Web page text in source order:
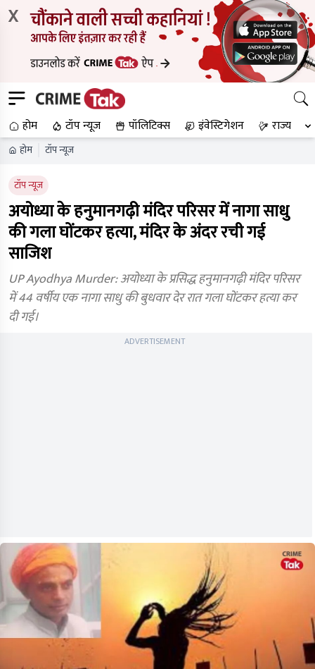
X
होम टॉप न्यूज पॉलिटिक्स इंवेस्टिगेशन राज्य
होम टॉप न्यूज
टॉप न्यूज
अयोध्या के हनुमानगढ़ी मंदिर परिसर में नागा साधु
की गला घोंटकर हत्या, मंदिर के अंदर रची गई
साजिश
UP Ayodhya Murder: अयोध्या के प्रसिद्ध हनुमानगढ़ी मंदिर परिसर
में 44 वर्षीय एक नागा साधु की बुधवार देर रात गला घोंटकर हत्या कर
दी गई।
ADVERTISEMENT